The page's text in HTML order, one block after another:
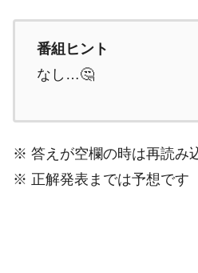
番組ヒント
なし…🤔
※ 答えが空欄の時は再読み
※ 正解発表までは予想です